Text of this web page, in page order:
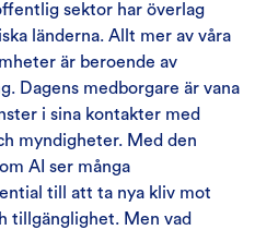
sektor har överlag
länderna. Allt mer av våra
är beroende av
Dagens medborgare är vana
i sina kontakter med
myndigheter. Med den
AI ser många
till att ta nya kliv mot
tillgänglighet. Men vad